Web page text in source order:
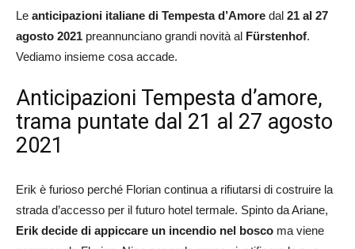
Le anticipazioni italiane di Tempesta d’Amore dal 21 al 27
agosto 2021 preannunciano grandi novità al Fürstenhof.
Vediamo insieme cosa accade.
Anticipazioni Tempesta d’amore,
trama puntate dal 21 al 27 agosto
2021
Erik è furioso perché Florian continua a rifiutarsi di costruire la
strada d’accesso per il futuro hotel termale. Spinto da Ariane,
Erik decide di appiccare un incendio nel bosco ma viene